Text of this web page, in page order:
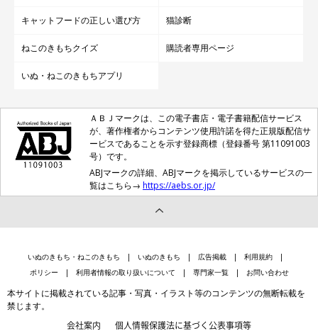
キャットフードの正しい選び方 猫診断
ねこのきもちクイズ 購読者専用ページ
いぬ・ねこのきもちアプリ
ＡＢＪマークは、この電子書店・電子書籍配信サービス
が、著作権者からコンテンツ使用許諾を得た正規版配信サ
ービスであることを示す登録商標（登録番号 第11091003
号）です。
ABJマークの詳細、ABJマークを掲示しているサービスの一
覧はこちら→ https://aebs.or.jp/
いぬのきもち・ねこのきもち いぬのきもち 広告掲載
利用規約
ポリシー
利用者情報の取り扱いについて 専門家一覧 お問い合わせ
本サイトに掲載されている記事・写真・イラスト等のコンテンツの無断転載を
禁じます。
会社案内 個人情報保護法に基づく公表事項等